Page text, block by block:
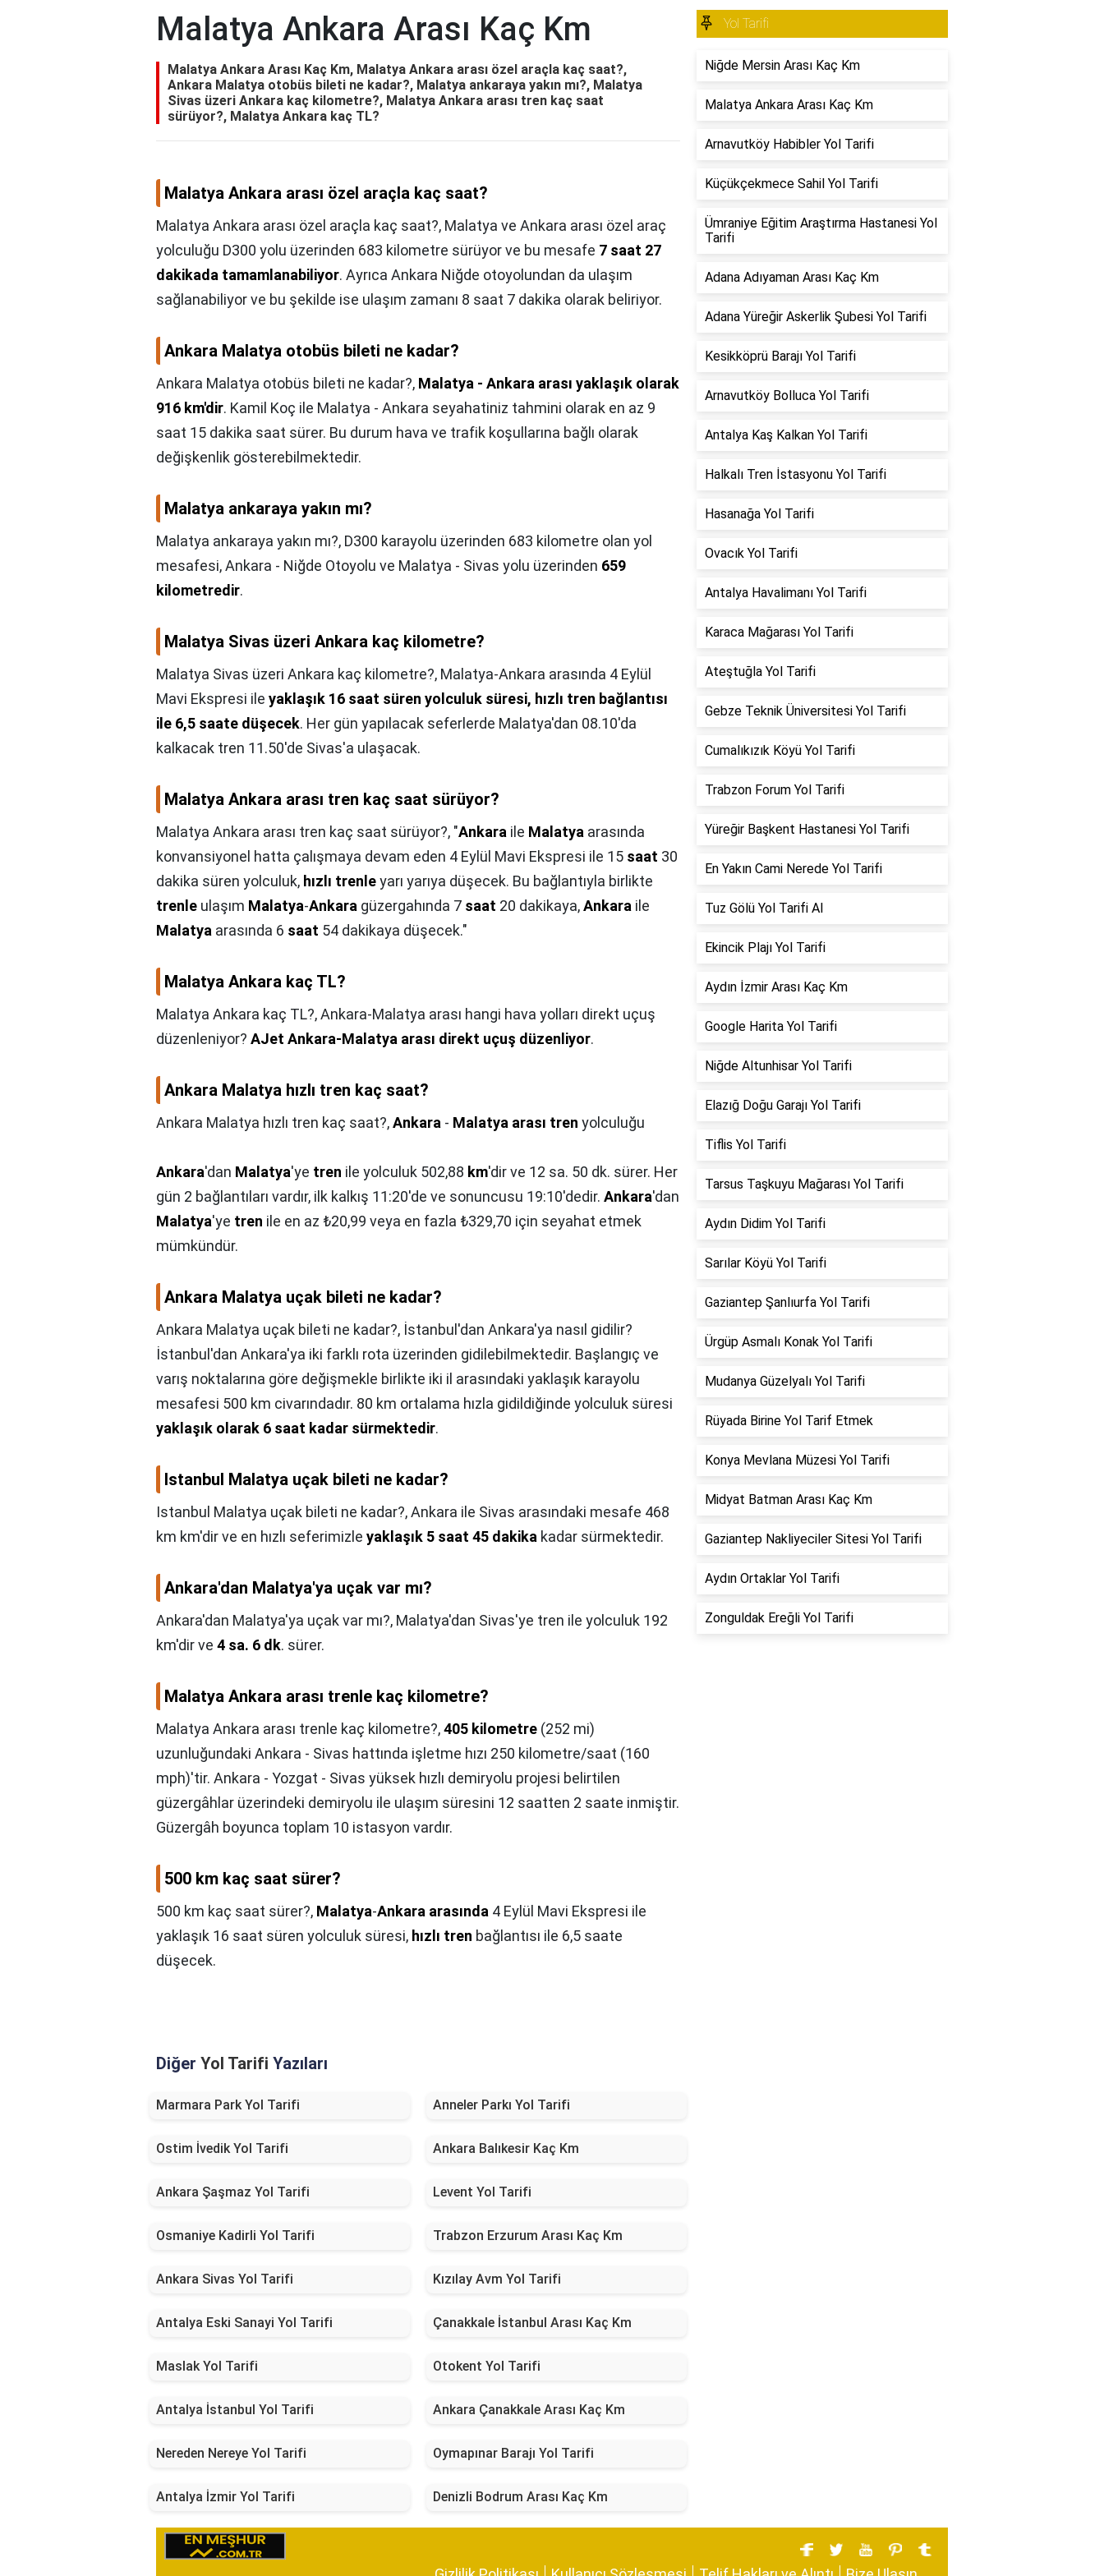
Malatya Ankara Arası Kaç Km
Malatya Ankara Arası Kaç Km, Malatya Ankara arası özel araçla kaç saat?,
Ankara Malatya otobüs bileti ne kadar?, Malatya ankaraya yakın mı?, Malatya
Sivas üzeri Ankara kaç kilometre?, Malatya Ankara arası tren kaç saat
sürüyor?, Malatya Ankara kaç TL?
Malatya Ankara arası özel araçla kaç saat?
Malatya Ankara arası özel araçla kaç saat?, Malatya ve Ankara arası özel araç
yolculuğu D300 yolu üzerinden 683 kilometre sürüyor ve bu mesafe 7 saat 27
dakikada tamamlanabiliyor. Ayrıca Ankara Niğde otoyolundan da ulaşım
sağlanabiliyor ve bu şekilde ise ulaşım zamanı 8 saat 7 dakika olarak beliriyor.
Ankara Malatya otobüs bileti ne kadar?
Ankara Malatya otobüs bileti ne kadar?, Malatya - Ankara arası yaklaşık olarak
916 km'dir. Kamil Koç ile Malatya - Ankara seyahatiniz tahmini olarak en az 9
saat 15 dakika saat sürer. Bu durum hava ve trafik koşullarına bağlı olarak
değişkenlik gösterebilmektedir.
Malatya ankaraya yakın mı?
Malatya ankaraya yakın mı?, D300 karayolu üzerinden 683 kilometre olan yol
mesafesi, Ankara - Niğde Otoyolu ve Malatya - Sivas yolu üzerinden 659
kilometredir.
Malatya Sivas üzeri Ankara kaç kilometre?
Malatya Sivas üzeri Ankara kaç kilometre?, Malatya-Ankara arasında 4 Eylül
Mavi Ekspresi ile yaklaşık 16 saat süren yolculuk süresi, hızlı tren bağlantısı
ile 6,5 saate düşecek. Her gün yapılacak seferlerde Malatya'dan 08.10'da
kalkacak tren 11.50'de Sivas'a ulaşacak.
Malatya Ankara arası tren kaç saat sürüyor?
Malatya Ankara arası tren kaç saat sürüyor?, "Ankara ile Malatya arasında
konvansiyonel hatta çalışmaya devam eden 4 Eylül Mavi Ekspresi ile 15 saat 30
dakika süren yolculuk, hızlı trenleyarı yarıya düşecek. Bu bağlantıyla birlikte
trenle ulaşım Malatya-Ankara güzergahında 7 saat 20 dakikaya,Ankara ile
Malatya arasında 6 saat 54 dakikaya düşecek."
Malatya Ankara kaç TL?
Malatya Ankara kaç TL?,Ankara-Malatya arası hangi hava yolları direkt uçuş
düzenleniyor? AJet Ankara-Malatya arası direkt uçuş düzenliyor.
Ankara Malatya hızlı tren kaç saat?
Ankara Malatya hızlı tren kaç saat?,Ankara - Malatya arası tren yolculuğu
Ankara'dan Malatya'ye tren ile yolculuk 502,88 km'dir ve 12 sa. 50 dk. sürer. Her
gün 2 bağlantıları vardır, ilk kalkış 11:20'de ve sonuncusu 19:10'dedir. Ankara'dan
Malatya'ye tren ile en az ₺20,99 veya en fazla ₺329,70 için seyahat etmek
mümkündür.
Ankara Malatya uçak bileti ne kadar?
Ankara Malatya uçak bileti ne kadar?, İstanbul'dan Ankara'ya nasıl gidilir?
İstanbul'dan Ankara'ya iki farklı rota üzerinden gidilebilmektedir. Başlangıç ve
varış noktalarına göre değişmekle birlikte iki il arasındaki yaklaşık karayolu
mesafesi 500 km civarındadır. 80 km ortalama hızla gidildiğinde yolculuk süresi
yaklaşık olarak 6 saat kadar sürmektedir.
Istanbul Malatya uçak bileti ne kadar?
Istanbul Malatya uçak bileti ne kadar?,Ankara ile Sivas arasındaki mesafe 468
km km'dir ve en hızlı seferimizle yaklaşık 5 saat 45 dakika kadar sürmektedir.
Ankara'dan Malatya'ya uçak var mı?
Ankara'dan Malatya'ya uçak var mı?, Malatya'dan Sivas'ye tren ile yolculuk 192
km'dir ve 4 sa. 6 dk. sürer.
Malatya Ankara arası trenle kaç kilometre?
Malatya Ankara arası trenle kaç kilometre?,405 kilometre (252 mi)
uzunluğundaki Ankara - Sivas hattında işletme hızı 250 kilometre/saat (160
mph)'tir. Ankara - Yozgat - Sivas yüksek hızlı demiryolu projesi belirtilen
güzergâhlar üzerindeki demiryolu ile ulaşım süresini 12 saatten 2 saate inmiştir.
Güzergâh boyunca toplam 10 istasyon vardır.
500 km kaç saat sürer?
500 km kaç saat sürer?, Malatya-Ankara arasında 4 Eylül Mavi Ekspresi ile
yaklaşık 16 saat süren yolculuk süresi, hızlı tren bağlantısı ile 6,5 saate
düşecek.
Diğer Yol Tarifi Yazıları
Marmara Park Yol Tarifi Anneler Parkı Yol Tarifi
Ostim İvedik Yol Tarifi Ankara Balıkesir Kaç Km
Ankara Şaşmaz Yol Tarifi Levent Yol Tarifi
Osmaniye Kadirli Yol Tarifi Trabzon Erzurum Arası Kaç Km
Ankara Sivas Yol Tarifi Kızılay Avm Yol Tarifi
Antalya Eski Sanayi Yol Tarifi Çanakkale İstanbul Arası Kaç Km
Maslak Yol Tarifi Otokent Yol Tarifi
Antalya İstanbul Yol Tarifi Ankara Çanakkale Arası Kaç Km
Nereden Nereye Yol Tarifi Oymapınar Barajı Yol Tarifi
Antalya İzmir Yol Tarifi Denizli Bodrum Arası Kaç Km
Yol Tarifi
Niğde Mersin Arası Kaç Km
Malatya Ankara Arası Kaç Km
Arnavutköy Habibler Yol Tarifi
Küçükçekmece Sahil Yol Tarifi
Ümraniye Eğitim Araştırma Hastanesi Yol
Tarifi
Adana Adıyaman Arası Kaç Km
Adana Yüreğir Askerlik Şubesi Yol Tarifi
Kesikköprü Barajı Yol Tarifi
Arnavutköy Bolluca Yol Tarifi
Antalya Kaş Kalkan Yol Tarifi
Halkalı Tren İstasyonu Yol Tarifi
Hasanağa Yol Tarifi
Ovacık Yol Tarifi
Antalya Havalimanı Yol Tarifi
Karaca Mağarası Yol Tarifi
Ateştuğla Yol Tarifi
Gebze Teknik Üniversitesi Yol Tarifi
Cumalıkızık Köyü Yol Tarifi
Trabzon Forum Yol Tarifi
Yüreğir Başkent Hastanesi Yol Tarifi
En Yakın Cami Nerede Yol Tarifi
Tuz Gölü Yol Tarifi Al
Ekincik Plajı Yol Tarifi
Aydın İzmir Arası Kaç Km
Google Harita Yol Tarifi
Niğde Altunhisar Yol Tarifi
Elazığ Doğu Garajı Yol Tarifi
Tiflis Yol Tarifi
Tarsus Taşkuyu Mağarası Yol Tarifi
Aydın Didim Yol Tarifi
Sarılar Köyü Yol Tarifi
Gaziantep Şanlıurfa Yol Tarifi
Ürgüp Asmalı Konak Yol Tarifi
Mudanya Güzelyalı Yol Tarifi
Rüyada Birine Yol Tarif Etmek
Konya Mevlana Müzesi Yol Tarifi
Midyat Batman Arası Kaç Km
Gaziantep Nakliyeciler Sitesi Yol Tarifi
Aydın Ortaklar Yol Tarifi
Zonguldak Ereğli Yol Tarifi